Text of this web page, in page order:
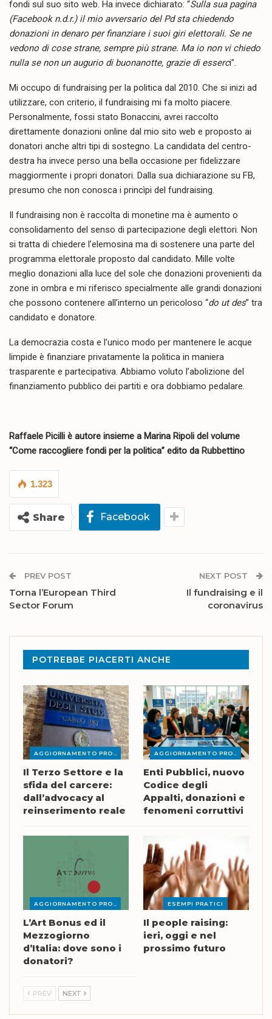
fondi sul suo sito web. Ha invece dichiarato: “Sulla sua pagina
(Facebook n.d.r.) il mio avversario del Pd sta chiedendo
donazioni in denaro per finanziare i suoi giri elettorali. Se ne
vedono di cose strane, sempre più strane. Ma io non vi chiedo
nulla se non un augurio di buonanotte, grazie di esserci”.
Mi occupo di fundraising per la politica dal 2010. Che si inizi ad
utilizzare, con criterio, il fundraising mi fa molto piacere.
Personalmente, fossi stato Bonaccini, avrei raccolto
direttamente donazioni online dal mio sito web e proposto ai
donatori anche altri tipi di sostegno. La candidata del centro-
destra ha invece perso una bella occasione per fidelizzare
maggiormente i propri donatori. Dalla sua dichiarazione su FB,
presumo che non conosca i princìpi del fundraising.
Il fundraising non è raccolta di monetine ma è aumento o
consolidamento del senso di partecipazione degli elettori. Non
si tratta di chiedere l’elemosina ma di sostenere una parte del
programma elettorale proposto dal candidato. Mille volte
meglio donazioni alla luce del sole che donazioni provenienti da
zone in ombra e mi riferisco specialmente alle grandi donazioni
che possono contenere all’interno un pericoloso “do ut des” tra
candidato e donatore.
La democrazia costa e l’unico modo per mantenere le acque
limpide è finanziare privatamente la politica in maniera
trasparente e partecipativa. Abbiamo voluto l’abolizione del
finanziamento pubblico dei partiti e ora dobbiamo pedalare.
Raffaele Picilli è autore insieme a Marina Ripoli del volume
“Come raccogliere fondi per la politica” edito da Rubbettino
1.323
Share Facebook
PREV POST
Torna l’European Third
Sector Forum
NEXT POST
Il fundraising e il
coronavirus
POTREBBE PIACERTI ANCHE
AGGIORNAMENTO PROFESSIONALE
Il Terzo Settore e la
sfida del carcere:
dall’advocacy al
reinserimento reale
AGGIORNAMENTO PROFESSIONALE
Enti Pubblici, nuovo
Codice degli
Appalti, donazioni e
fenomeni corruttivi
L’Art Bonus ed il
Mezzogiorno
d’Italia: dove sono i
donatori?
ESEMPI PRATICI
Il people raising:
ieri, oggi e nel
prossimo futuro
PREV NEXT